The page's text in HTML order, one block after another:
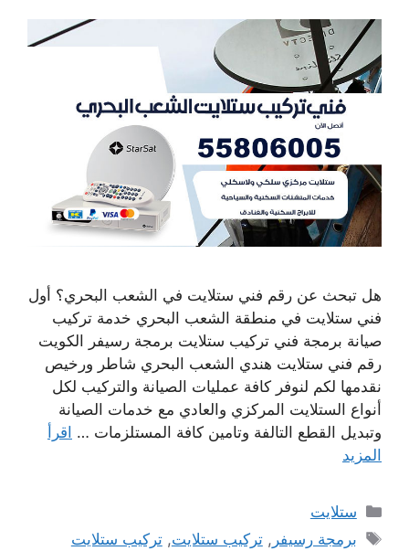
هل تبحث عن رقم فني ستلايت في الشعب البحري؟ أول
فني ستلايت في منطقة الشعب البحري خدمة تركيب
صيانة برمجة فني تركيب ستلايت برمجة رسيفر الكويت
رقم فني ستلايت هندي الشعب البحري شاطر ورخيص
نقدمها لكم لنوفر كافة عمليات الصيانة والتركيب لكل
أنواع الستلايت المركزي والعادي مع خدمات الصيانة
وتبديل القطع التالفة وتامين كافة المستلزمات … اقرأ
المزيد
التصنيفات
ستلايت
الوسوم
برمجة رسيفر ,تركيب ستلايت,تركيب ستلايت